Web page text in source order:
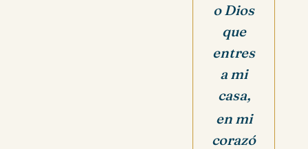
o Dios
que
entres
a mi
casa,
en mi
corazó